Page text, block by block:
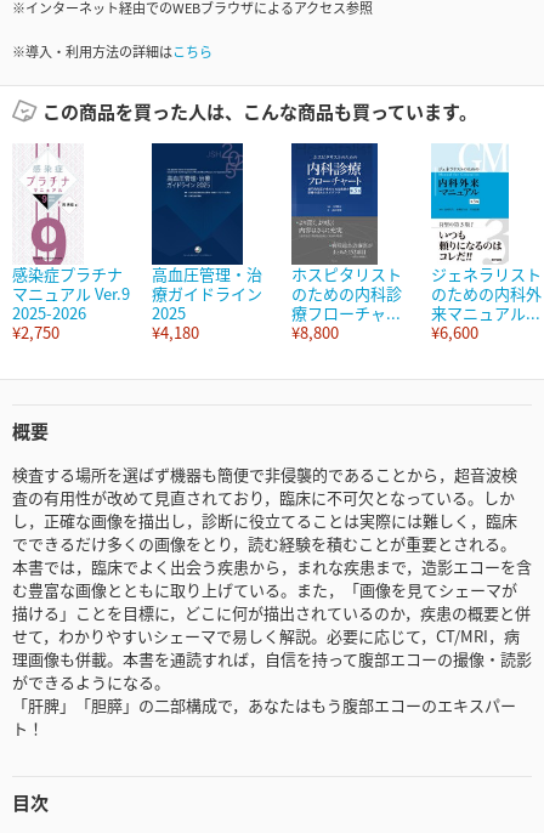
※インターネット経由でのWEBブラウザによるアクセス参照
※導入・利用方法の詳細はこちら
この商品を買った人は、こんな商品も買っています。
感染症プラチナ
マニュアル Ver.9
2025-2026
¥2,750
高血圧管理・治
療ガイドライン
2025
¥4,180
ホスピタリスト
のための内科診
療フローチャ...
¥8,800
ジェネラリスト
のための内科外
来マニュアル...
¥6,600
概要
検査する場所を選ばず機器も簡便で非侵襲的であることから，超音波検
査の有用性が改めて見直されており，臨床に不可欠となっている。しか
し，正確な画像を描出し，診断に役立てることは実際には難しく，臨床
でできるだけ多くの画像をとり，読む経験を積むことが重要とされる。
本書では，臨床でよく出会う疾患から，まれな疾患まで，造影エコーを含
む豊富な画像とともに取り上げている。また，「画像を見てシェーマが
描ける」ことを目標に，どこに何が描出されているのか，疾患の概要と併
せて，わかりやすいシェーマで易しく解説。必要に応じて，CT/MRI，病
理画像も併載。本書を通読すれば，自信を持って腹部エコーの撮像・読影
ができるようになる。
「肝脾」「胆膵」の二部構成で，あなたはもう腹部エコーのエキスパー
ト！
目次